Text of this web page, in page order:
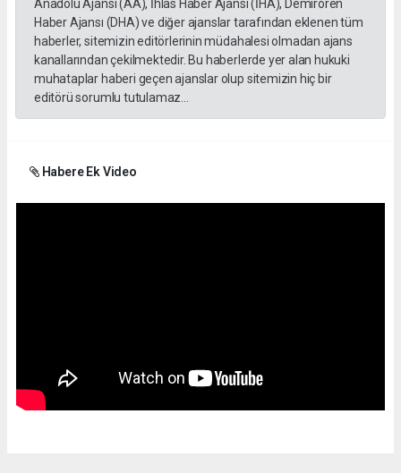
Anadolu Ajansı (AA), İhlas Haber Ajansı (İHA), Demirören
Haber Ajansı (DHA) ve diğer ajanslar tarafından eklenen tüm
haberler, sitemizin editörlerinin müdahalesi olmadan ajans
kanallarından çekilmektedir. Bu haberlerde yer alan hukuki
muhataplar haberi geçen ajanslar olup sitemizin hiç bir
editörü sorumlu tutulamaz...
Habere Ek Video